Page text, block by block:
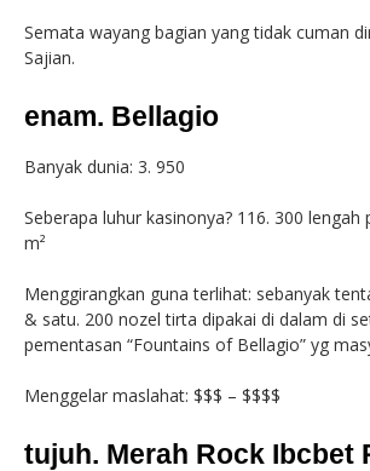
Semata wayang bagian yang tidak cuman
Sajian.
enam. Bellagio
Banyak dunia: 3. 950
Seberapa luhur kasinonya? 116. 300 lengah
m²
Menggirangkan guna terlihat: sebanyak
& satu. 200 nozel tirta dipakai di dalam di
pementasan “Fountains of Bellagio” yg
Menggelar maslahat: $$$ – $$$$
tujuh. Merah Rock Ibcbet